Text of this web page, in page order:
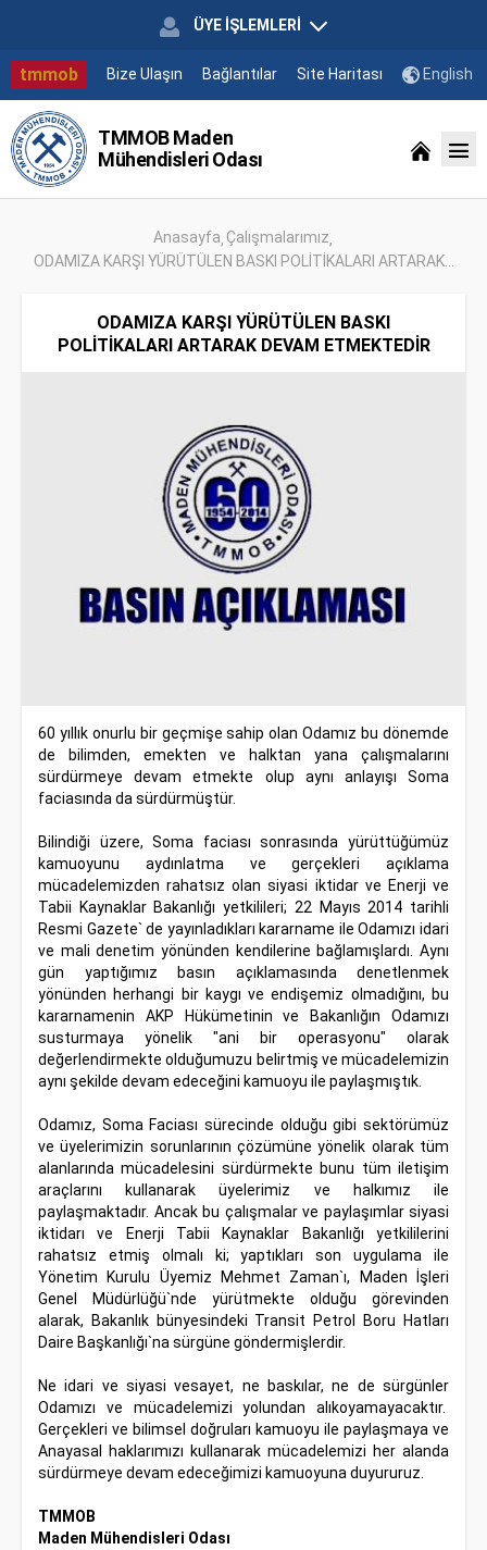
ÜYE İŞLEMLERİ
tmmob Bize Ulaşın Bağlantılar Site Haritası English
TMMOB Maden
Mühendisleri Odası
Anasayfa Çalışmalarımız
ODAMIZA KARŞI YÜRÜTÜLEN BASKI POLİTİKALARI ARTARAK...
ODAMIZA KARŞI YÜRÜTÜLEN BASKI
POLİTİKALARI ARTARAK DEVAM ETMEKTEDİR
60 yıllık onurlu bir geçmişe sahip olan Odamız bu dönemde
de bilimden, emekten ve halktan yana çalışmalarını
sürdürmeye devam etmekte olup aynı anlayışı Soma
faciasında da sürdürmüştür.
Bilindiği üzere, Soma faciası sonrasında yürüttüğümüz
kamuoyunu aydınlatma ve gerçekleri açıklama
mücadelemizden rahatsız olan siyasi iktidar ve Enerji ve
Tabii Kaynaklar Bakanlığı yetkilileri; 22 Mayıs 2014 tarihli
Resmi Gazete` de yayınladıkları kararname ile Odamızı idari
ve mali denetim yönünden kendilerine bağlamışlardı. Aynı
gün yaptığımız basın açıklamasında denetlenmek
yönünden herhangi bir kaygı ve endişemiz olmadığını, bu
kararnamenin AKP Hükümetinin ve Bakanlığın Odamızı
susturmaya yönelik "ani bir operasyonu" olarak
değerlendirmekte olduğumuzu belirtmiş ve mücadelemizin
aynı şekilde devam edeceğini kamuoyu ile paylaşmıştık.
Odamız, Soma Faciası sürecinde olduğu gibi sektörümüz
ve üyelerimizin sorunlarının çözümüne yönelik olarak tüm
alanlarında mücadelesini sürdürmekte bunu tüm iletişim
araçlarını kullanarak üyelerimiz ve halkımız ile
paylaşmaktadır. Ancak bu çalışmalar ve paylaşımlar siyasi
iktidarı ve Enerji Tabii Kaynaklar Bakanlığı yetkililerini
rahatsız etmiş olmalı ki; yaptıkları son uygulama ile
Yönetim Kurulu Üyemiz Mehmet Zaman`ı, Maden İşleri
Genel Müdürlüğü`nde yürütmekte olduğu görevinden
alarak, Bakanlık bünyesindeki Transit Petrol Boru Hatları
Daire Başkanlığı`na sürgüne göndermişlerdir.
Ne idari ve siyasi vesayet, ne baskılar, ne de sürgünler
Odamızı ve mücadelemizi yolundan alıkoyamayacaktır.
Gerçekleri ve bilimsel doğruları kamuoyu ile paylaşmaya ve
Anayasal haklarımızı kullanarak mücadelemizi her alanda
sürdürmeye devam edeceğimizi kamuoyuna duyururuz.
TMMOB
Maden Mühendisleri Odası